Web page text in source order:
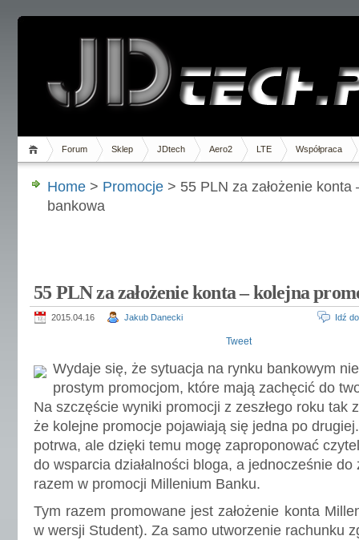
Forum Sklep JDtech Aero2 LTE Współpraca
Home > Promocje > 55 PLN za założenie
bankowa
55 PLN za założenie konta – kolejna
2015.04.16 Jakub Danecki Idź
Tweet
Wydaje się, że sytuacja na rynku bankowym
prostym promocjom, które mają zachęcić do
Na szczęście wyniki promocji z zeszłego roku tak
że kolejne promocje pojawiają się jedna po
potrwa, ale dzięki temu mogę zaproponować
do wsparcia działalności bloga, a jednocześnie
razem w promocji Millenium Banku.
Tym razem promowane jest założenie konta
w wersji Student). Za samo utworzenie rachunku